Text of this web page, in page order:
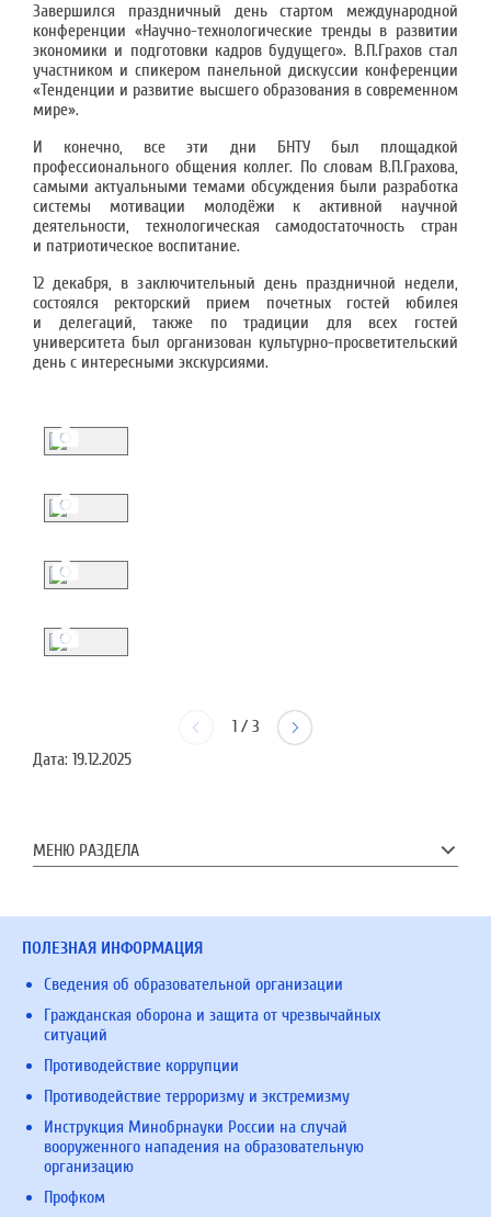
Завершился праздничный день стартом международной
конференции «Научно-технологические тренды в развитии
экономики и подготовки кадров будущего». В.П.Грахов стал
участником и спикером панельной дискуссии конференции
«Тенденции и развитие высшего образования в современном
мире».
И конечно, все эти дни БНТУ был площадкой
профессионального общения коллег. По словам В.П.Грахова,
самыми актуальными темами обсуждения были разработка
системы мотивации молодёжи к активной научной
деятельности, технологическая самодостаточность стран
и патриотическое воспитание.
12 декабря, в заключительный день праздничной недели,
состоялся ректорский прием почетных гостей юбилея
и делегаций, также по традиции для всех гостей
университета был организован культурно-просветительский
день с интересными экскурсиями.
1/ 3
Дата: 19.12.2025
МЕНЮ РАЗДЕЛА
ПОЛЕЗНАЯ ИНФОРМАЦИЯ
Сведения об образовательной организации
Гражданская оборона и защита от чрезвычайных
ситуаций
Противодействие коррупции
Противодействие терроризму и экстремизму
Инструкция Минобрнауки России на случай
вооруженного нападения на образовательную
организацию
Профком